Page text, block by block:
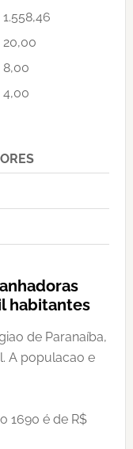
1.558,46
20,00
8,00
4,00
habitantes
de Paranaíba,
A populacao e
1690 é de R$